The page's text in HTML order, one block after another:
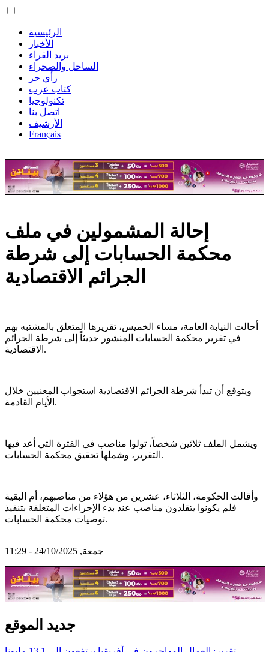
الرئيسية
الأخبار
بريد القراء
الساحل والصحراء
رأي حر
كتاب عرب
تكنولوجيا
اتصل بنا
الأرشيف
Français
إحالة المشمولين في ملف
محكمة الحسابات إلى شرطة
الجرائم الاقتصادية
أحالت النيابة العامة، مساء الخميس، تقريرها المتعلق بالمشتبه بهم
في تقرير محكمة الحسابات المنشور حديثاً إلى شرطة الجرائم
الاقتصادية.
ويتوقع أن تبدأ شرطة الجرائم الاقتصادية استجواب المعنيين خلال
الأيام القادمة.
ويشمل الملف ثلاثين شخصاً، تولوا مناصب في الفترة التي أعد فيها
التقرير، وشملها تحقيق محكمة الحسابات.
وأقالت الحكومة، الثلاثاء، عشرين من هؤلاء من مناصبهم، أم البقية
فلم يكونوا يتقلدون مناصب عند بدء الإجراءات المتعلقة بتنفيذ
توصيات محكمة الحسابات.
جمعة, 24/10/2025 - 11:29
جديد الموقع